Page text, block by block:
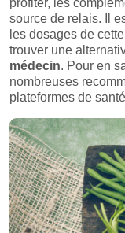
profiter, les
source de relais. Il
les dosages de
trouver une
médecin. Pour en
nombreuses
plateformes de